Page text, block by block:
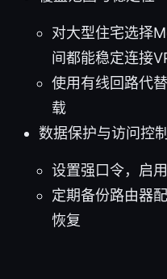
对大型住宅选择
间都能稳定连接
使用有线回路代
载
数据保护与访问控制
设置强口令，启
定期备份路由器
恢复